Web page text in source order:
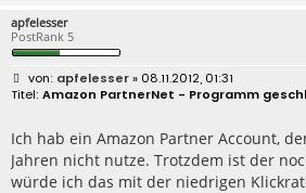
apfelesser
PostRank 5
B
e
i
r
a
g
apfelesser» 08.11.2012, 01:31
Amazon PartnerNet - Programm
Ich hab ein Amazon Partner Account,
Jahren nicht nutze. Trotzdem ist der
würde ich das mit der niedrigen